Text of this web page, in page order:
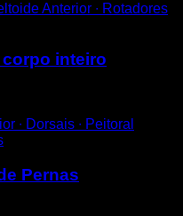
Anterior ∙ Rotadores
inteiro
∙ Dorsais ∙ Peitoral
Pernas